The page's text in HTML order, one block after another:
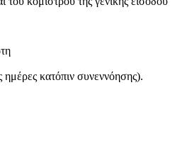
ημέρες κατόπιν συνεννόησης).